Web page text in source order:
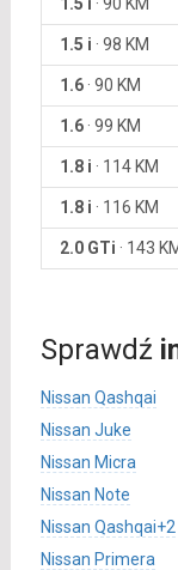
1.5 i · 98 KM
1.6· 90 KM
1.6· 99 KM
1.8 i · 114 KM
1.8 i · 116 KM
2.0 GTi · 143
Sprawdź
Nissan Qashqai
Nissan Juke
Nissan Micra
Nissan Note
Nissan Qashqai+2
Nissan Primera